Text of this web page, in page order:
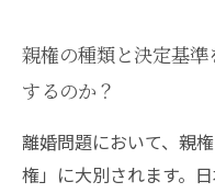
親権の種類と決定基
するのか？
離婚問題において、親
権」に大別されます。